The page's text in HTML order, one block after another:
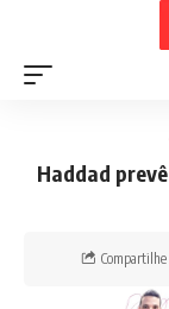
Haddad
Compartilhe